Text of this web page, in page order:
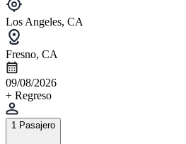
Los Angeles, CA
Fresno, CA
09/08/2026
+ Regreso
1 Pasajero